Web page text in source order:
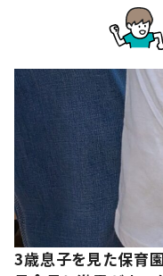
3歳息子を見た保育